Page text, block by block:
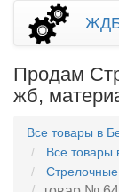
Продам
жб,
Все товары в
Все товары